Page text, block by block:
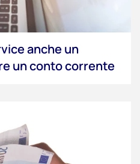
anche un
un conto corrente